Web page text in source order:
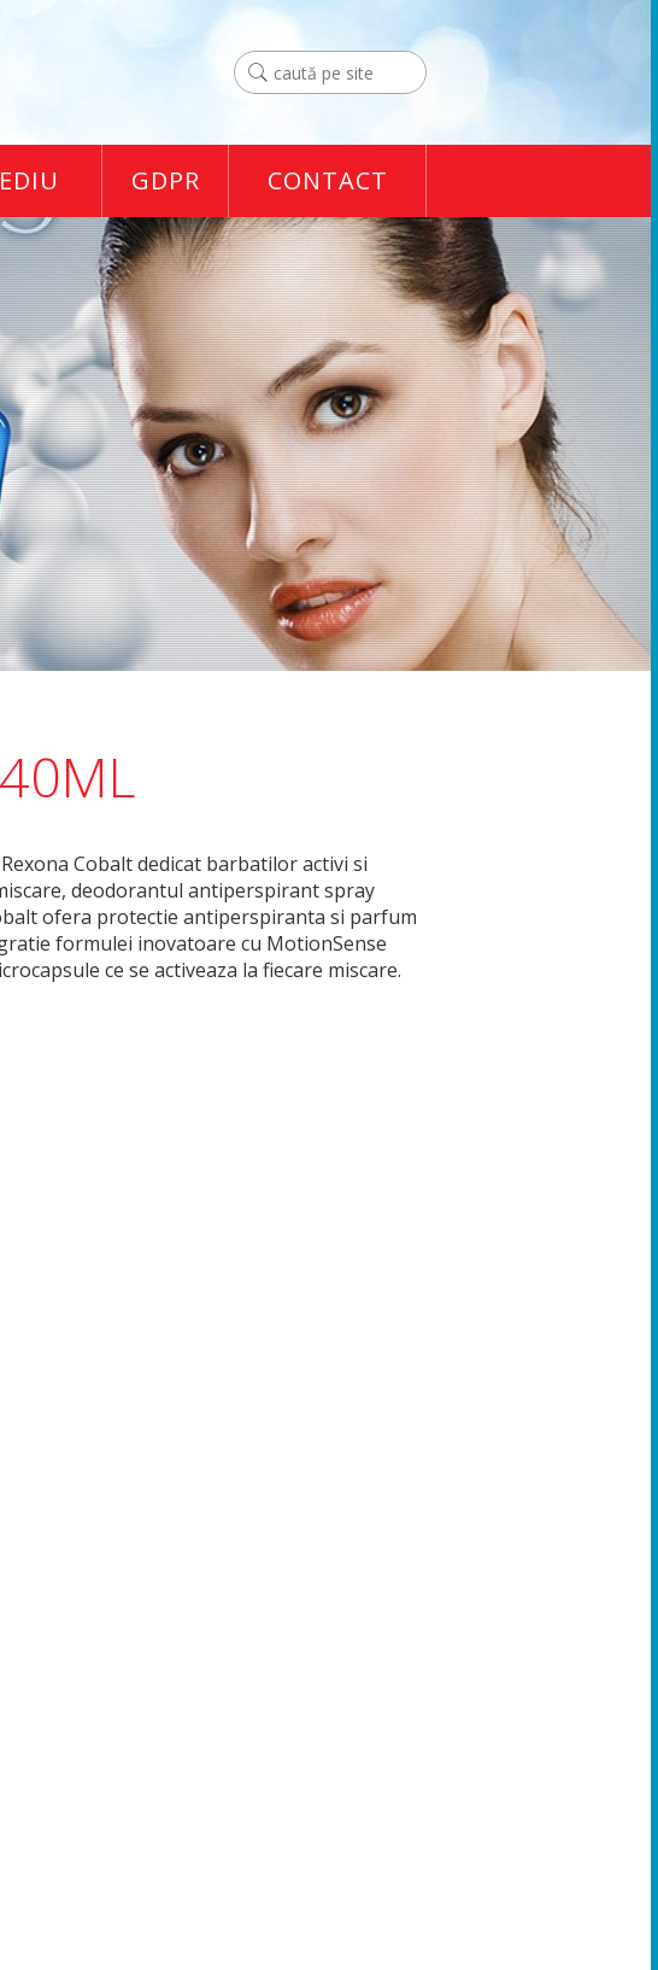
GDPR CONTACT
Cobalt dedicat barbatilor activi si
deodorantul antiperspirant spray
ofera protectie antiperspiranta si parfum
formulei inovatoare cu MotionSense
ce se activeaza la fiecare miscare.